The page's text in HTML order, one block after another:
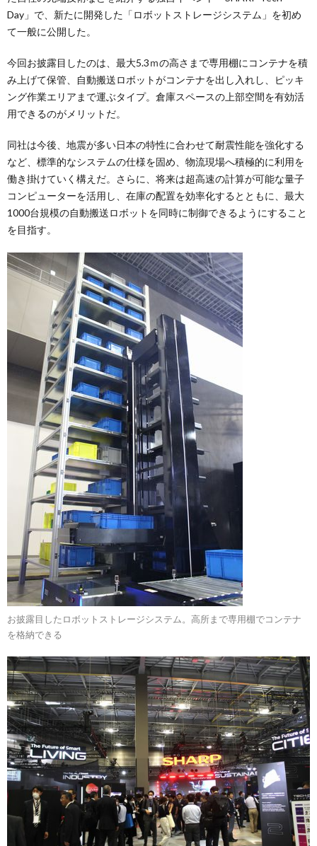
Day」で、新たに開発した「ロボットストレージシステム」を初め
て一般に公開した。
今回お披露目したのは、最大5.3ｍの高さまで専用棚にコンテナを積
み上げて保管、自動搬送ロボットがコンテナを出し入れし、ピッキ
ング作業エリアまで運ぶタイプ。倉庫スペースの上部空間を有効活
用できるのがメリットだ。
同社は今後、地震が多い日本の特性に合わせて耐震性能を強化する
など、標準的なシステムの仕様を固め、物流現場へ積極的に利用を
働き掛けていく構えだ。さらに、将来は超高速の計算が可能な量子
コンピューターを活用し、在庫の配置を効率化するとともに、最大
1000台規模の自動搬送ロボットを同時に制御できるようにすること
を目指す。
お披露目したロボットストレージシステム。高所まで専用棚でコンテナ
を格納できる